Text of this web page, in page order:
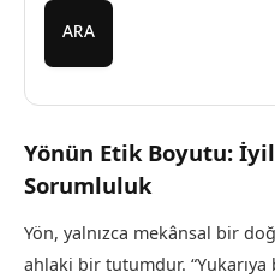
ARA
Yönün Etik Boyutu:
Sorumluluk
Yön, yalnızca mekânsal bir
ahlaki bir tutumdur.